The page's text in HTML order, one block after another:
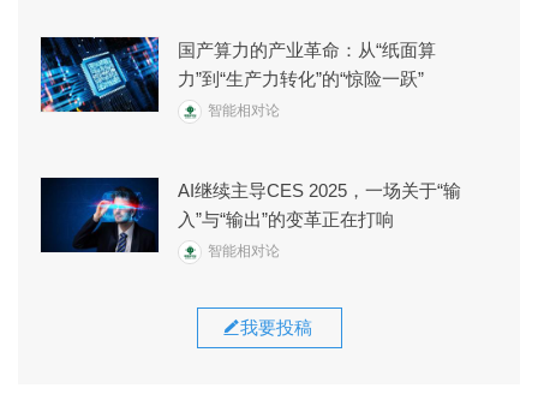
国产算力的产业革命：从“纸面算
力”到“生产力转化”的“惊险一跃”
智能相对论
AI继续主导CES 2025，一场关于“输
入”与“输出”的变革正在打响
智能相对论
我要投稿